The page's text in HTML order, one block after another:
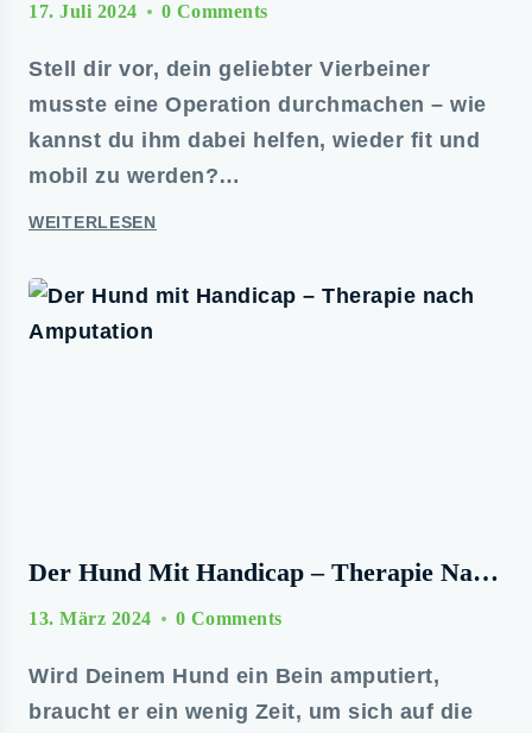
17. Juli 2024 0 Comments
Stell dir vor, dein geliebter Vierbeiner
musste eine Operation durchmachen – wie
kannst du ihm dabei helfen, wieder fit und
mobil zu werden?…
WEITERLESEN
Der Hund Mit Handicap – Therapie Nach
Amputation
13. März 2024 0 Comments
Wird Deinem Hund ein Bein amputiert,
braucht er ein wenig Zeit, um sich auf die